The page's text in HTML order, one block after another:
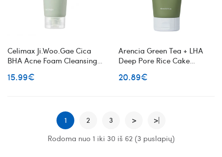
Celimax Ji.Woo.Gae Cica
BHA Acne Foam Cleansing
prausiklis su salicilo
15.99€
Arencia Green Tea + LHA
Deep Pore Rice Cake
veido prausiklis
20.89€
1 2 3 >
>|
Rodoma nuo 1 iki 30 iš 62 (3 puslapių)